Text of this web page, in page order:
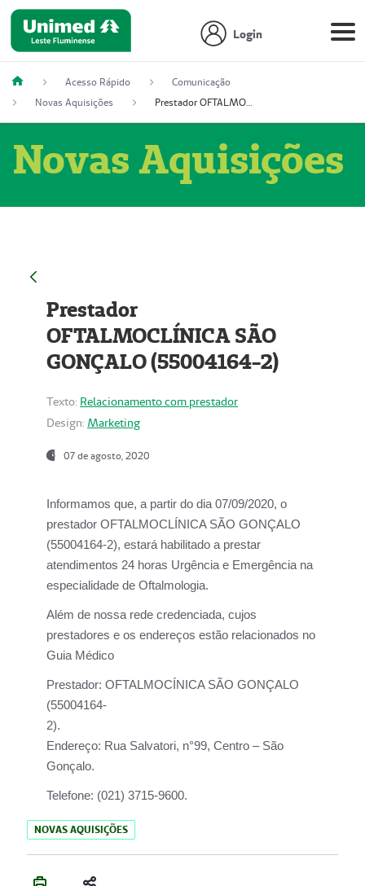
Login
Acesso Rápido
Comunicação
Novas Aquisições
Prestador OFTALMOCLÍNICA SÃO GONÇALO (55004164-2)
Novas Aquisições
Prestador
OFTALMOCLÍNICA SÃO
GONÇALO (55004164-2)
Texto: Relacionamento com prestador
Design: Marketing
07 de agosto, 2020
Informamos que, a partir do dia07/09/2020, o
prestador OFTALMOCLÍNICA SÃO GONÇALO
(55004164-2), estará habilitado a prestar
atendimentos 24 horas Urgência e Emergência na
especialidade de Oftalmologia.
Além de nossa rede credenciada, cujos
prestadores e os endereços estão relacionados no
Guia Médico
Prestador: OFTALMOCÍNICA SÃO GONÇALO
(55004164-
2).
Endereço: Rua Salvatori, n°99, Centro – São
Gonçalo.
Telefone: (021) 3715-9600.
NOVAS AQUISIÇÕES